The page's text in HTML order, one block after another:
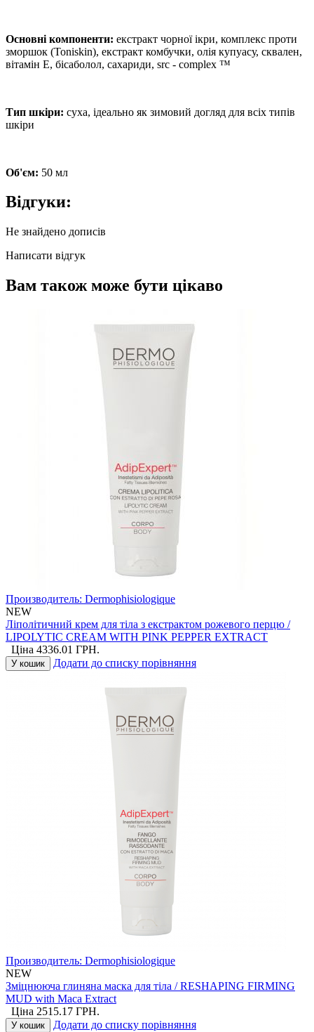
Основні компоненти: екстракт чорної ікри, комплекс проти
зморшок (Toniskin), екстракт комбучки, олія купуасу, сквален,
вітамін E, бісаболол, сахариди, src - complex ™
Тип шкіри: суха, ідеально як зимовий догляд для всіх типів
шкіри
Об'єм: 50 мл
Відгуки:
Не знайдено дописів
Написати відгук
Вам також може бути цікаво
Производитель: Dermophisiologique
NEW
Ліполітичний крем для тіла з екстрактом рожевого перцю /
LIPOLYTIC CREAM WITH PINK PEPPER EXTRACT
Ціна 4336.01 ГРН.
У кошик Додати до списку порівняння
Производитель: Dermophisiologique
NEW
Зміцнююча глиняна маска для тіла / RESHAPING FIRMING
MUD with Maca Extract
Ціна 2515.17 ГРН.
У кошик Додати до списку порівняння